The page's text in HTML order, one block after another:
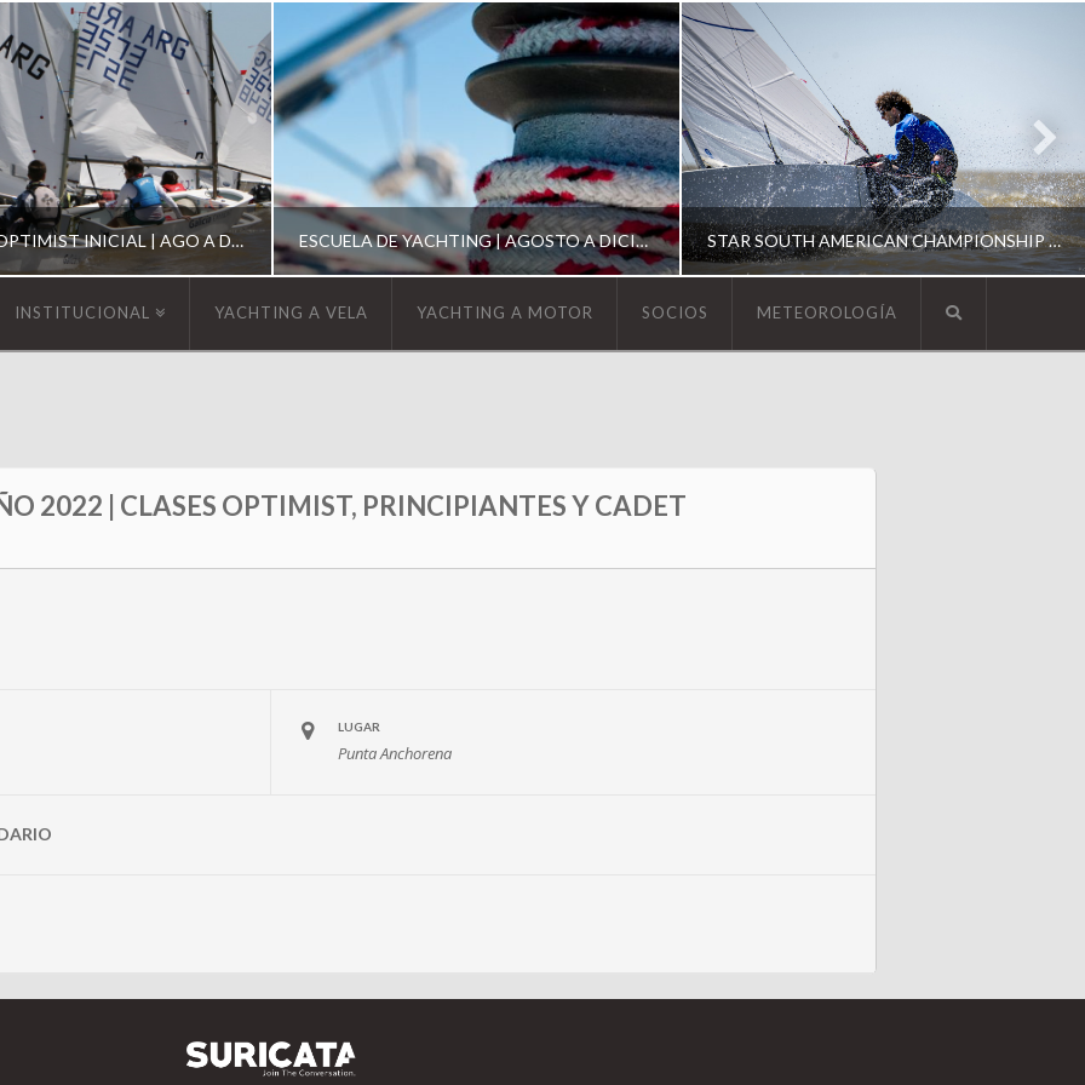
ESCUELA DE OPTIMIST INICIAL | AGO A DIC 2026 ESCUELA DE YACHTING | AGOSTO A DICIEMBRE 2026 STAR SOUTH AMERICAN CHAMPIONSHIP 2026
INSTITUCIONAL YACHTING A VELA YACHTING A MOTOR SOCIOS METEOROLOGÍA
2022 | CLASES OPTIMIST, PRINCIPIANTES Y CADET
LUGAR
Punta Anchorena